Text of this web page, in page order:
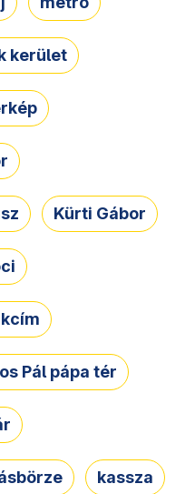
kerület
Kürti Gábor
Pál pápa tér
kassza